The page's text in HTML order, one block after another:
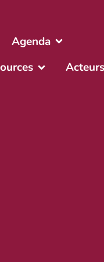
Agenda
Acteurs